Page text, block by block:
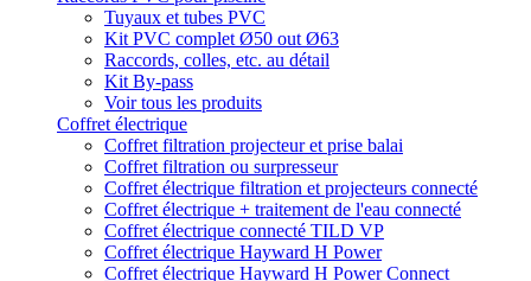
Tuyaux et tubes PVC
Kit PVC complet Ø50 out Ø63
Raccords, colles, etc. au détail
Kit By-pass
Voir tous les produits
Coffret électrique
Coffret filtration projecteur et prise balai
Coffret filtration ou surpresseur
Coffret électrique filtration et projecteurs connecté
Coffret électrique + traitement de l'eau connecté
Coffret électrique connecté TILD VP
Coffret électrique Hayward H Power
Coffret électrique Hayward H Power Connect